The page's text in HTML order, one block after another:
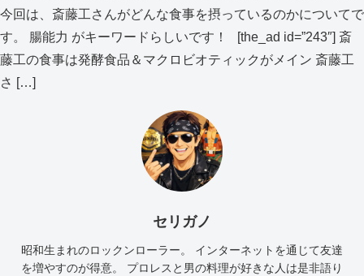
今回は、斎藤工さんがどんな食事を摂っているのかについてで
す。 腸能力 がキーワードらしいです！ [the_ad id=”243″] 斎
藤工の食事は発酵食品＆マクロビオティックがメイン 斎藤工
さ […]
セリガノ
昭和生まれのロックンローラー。 インターネットを通じて友達
を増やすのが得意。 プロレスと男の料理が好きな人は是非語り